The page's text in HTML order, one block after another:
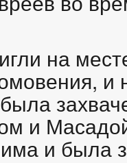
на
и
и
и была